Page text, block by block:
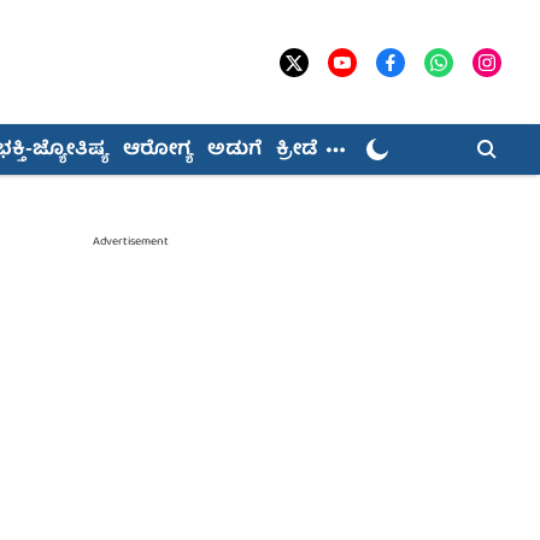
ಜ್ಯೋತಿಷ್ಯ ಆರೋಗ್ಯ ಅಡುಗೆ ಕ್ರೀಡೆ
Advertisement